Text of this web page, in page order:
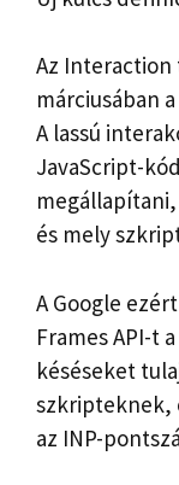
Az Interaction
márciusában
A lassú
JavaScript-
és mely
A Google
Frames API-t
késéseket
szkripteknek,
az INP-